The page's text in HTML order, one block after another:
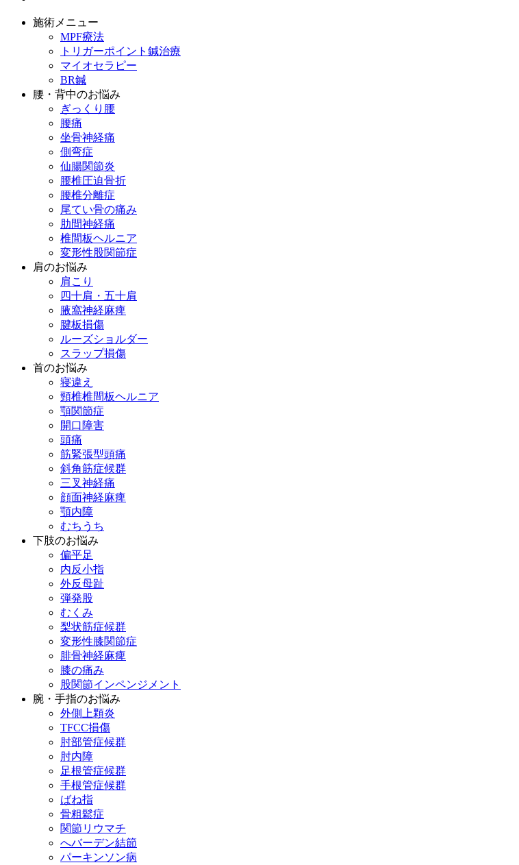
施術メニュー
MPF療法
トリガーポイント鍼治療
マイオセラピー
BR鍼
腰・背中のお悩み
ぎっくり腰
腰痛
坐骨神経痛
側弯症
仙腸関節炎
腰椎圧迫骨折
腰椎分離症
尾てい骨の痛み
肋間神経痛
椎間板ヘルニア
変形性股関節症
肩のお悩み
肩こり
四十肩・五十肩
腋窩神経麻痺
腱板損傷
ルーズショルダー
スラップ損傷
首のお悩み
寝違え
頸椎椎間板ヘルニア
顎関節症
開口障害
頭痛
筋緊張型頭痛
斜角筋症候群
三叉神経痛
顔面神経麻痺
顎内障
むちうち
下肢のお悩み
偏平足
内反小指
外反母趾
弾発股
むくみ
梨状筋症候群
変形性膝関節症
腓骨神経麻痺
膝の痛み
股関節インペンジメント
腕・手指のお悩み
外側上顆炎
TFCC損傷
肘部管症候群
肘内障
足根管症候群
手根管症候群
ばね指
骨粗鬆症
関節リウマチ
へバーデン結節
パーキンソン病